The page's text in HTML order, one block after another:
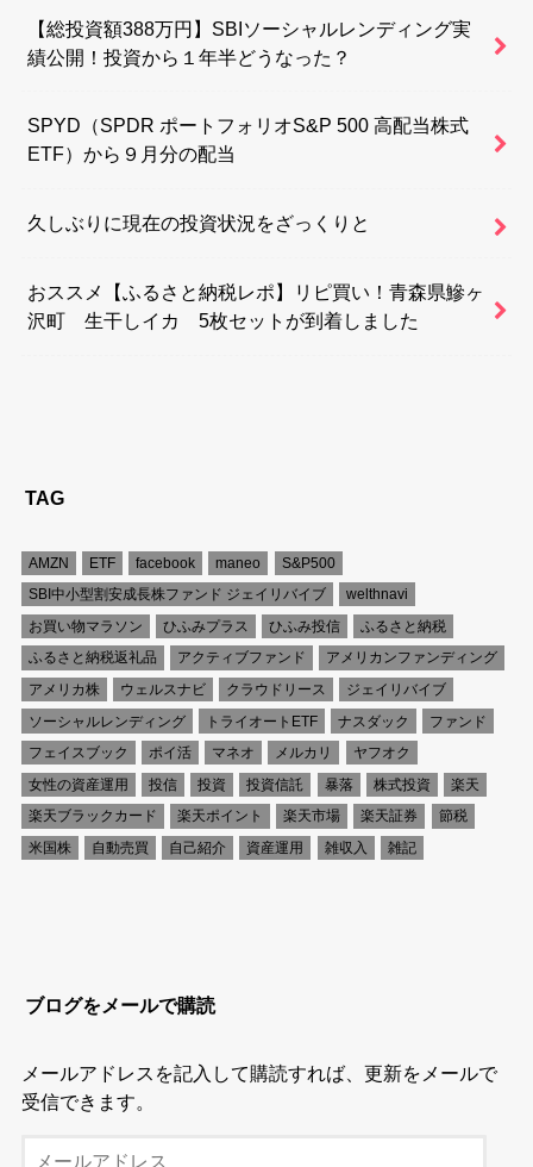
【総投資額388万円】SBIソーシャルレンディング実
績公開！投資から１年半どうなった？
SPYD（SPDR ポートフォリオS&P 500 高配当株式
ETF）から９月分の配当
久しぶりに現在の投資状況をざっくりと
おススメ【ふるさと納税レポ】リピ買い！青森県鰺ヶ
沢町 生干しイカ 5枚セットが到着しました
TAG
AMZN ETF facebook maneo
S&P500
SBI中小型割安成長株ファンド ジェイリバイブ
welthnavi
お買い物マラソン
ひふみプラス ひふみ投信
ふるさと納税
ふるさと納税返礼品
アクティブファンド
アメリカンファンディング
アメリカ株
ウェルスナビ クラウドリース
ジェイリバイブ
ソーシャルレンディング
トライオートETF ナスダック
ファンド
フェイスブック
ポイ活 マネオ メルカリ
ヤフオク
女性の資産運用
投信 投資 投資信託 暴落 株式投資
楽天
楽天ブラックカード
楽天ポイント 楽天市場 楽天証券
節税
米国株
自動売買 自己紹介 資産運用 雑収入 雑記
ブログをメールで購読
メールアドレスを記入して購読すれば、更新をメールで
受信できます。